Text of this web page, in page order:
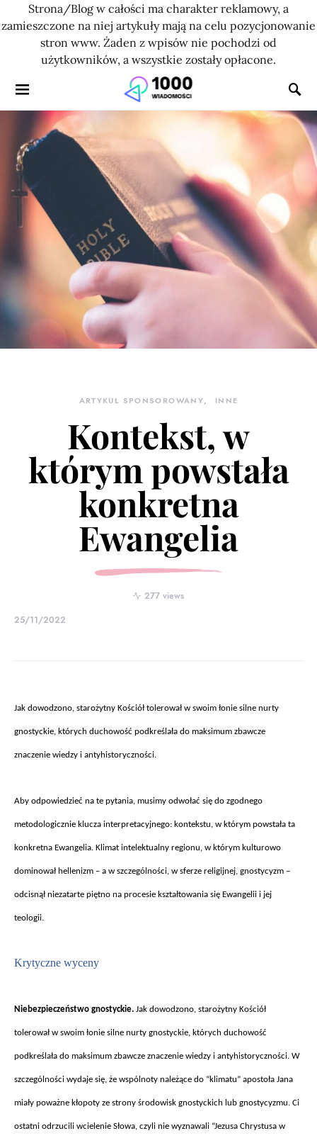
Strona/Blog w całości ma charakter reklamowy, a
zamieszczone na niej artykuły mają na celu pozycjonowanie
stron www. Żaden z wpisów nie pochodzi od
użytkowników, a wszystkie zostały opłacone.
ARTYKUŁ SPONSOROWANY INNE
Kontekst, w
którym powstała
konkretna
Ewangelia
277 views
25/11/2022
Jak dowodzono, starożytny Kościół tolerował w swoim łonie silne nurty
gnostyckie, których duchowość podkreślała do maksimum zbawcze
znaczenie wiedzy i antyhistoryczności.
Aby odpowiedzieć na te pytania, musimy odwołać się do zgodnego
metodologicznie klucza interpretacyjnego: kontekstu, w którym powstała ta
konkretna Ewangelia. Klimat intelektualny regionu, w którym kulturowo
dominował hellenizm – a w szczególności, w sferze religijnej, gnostycyzm –
odcisnął niezatarte piętno na procesie kształtowania się Ewangelii i jej
teologii.
Krytyczne wyceny
Niebezpieczeństwo gnostyckie. Jak dowodzono, starożytny Kościół
tolerował w swoim łonie silne nurty gnostyckie, których duchowość
podkreślała do maksimum zbawcze znaczenie wiedzy i antyhistoryczności. W
szczególności wydaje się, że wspólnoty należące do “klimatu” apostoła Jana
miały poważne kłopoty ze strony środowisk gnostyckich lub gnostycyzmu. Ci
ostatni odrzucili wcielenie Słowa, czyli nie wyznawali “Jezusa Chrystusa w